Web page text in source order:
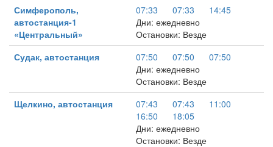
Симферополь,
автостанция-1
«Центральный»
07:33 07:33
14:45
Дни: ежедневно
Остановки: Везде
Судак, автостанция
07:50 07:50
07:50
Дни: ежедневно
Остановки: Везде
Щелкино, автостанция
07:43 07:43
11:00
16:50
18:05
Дни: ежедневно
Остановки: Везде